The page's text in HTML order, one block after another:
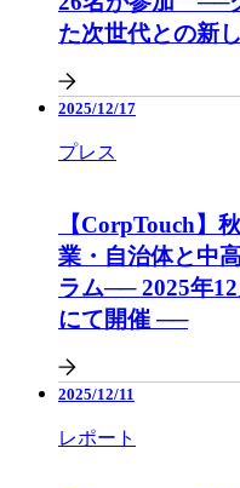
た次世代との新
2025/12/17
プレス
【CorpTouch】
業・自治体と中
ラム── 2025年
にて開催 ──
2025/12/11
レポート